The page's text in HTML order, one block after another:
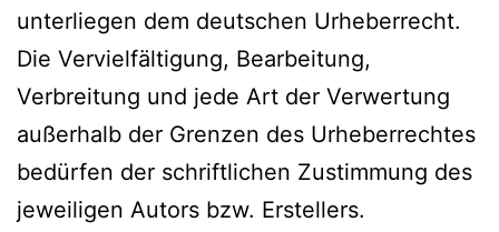
unterliegen dem deutschen Urheberrecht.
Die Vervielfältigung, Bearbeitung,
Verbreitung und jede Art der Verwertung
außerhalb der Grenzen des Urheberrechtes
bedürfen der schriftlichen Zustimmung des
jeweiligen Autors bzw. Erstellers.